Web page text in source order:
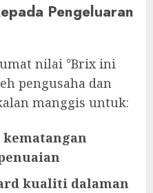
Pengeluaran
nilai °Brix ini
pengusaha dan
manggis untuk:
kematangan
kualiti dalaman